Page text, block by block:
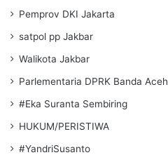
Pemprov DKI Jakarta
satpol pp Jakbar
Walikota Jakbar
Parlementaria DPRK Banda Aceh
#Eka Suranta Sembiring
HUKUM/PERISTIWA
#YandriSusanto